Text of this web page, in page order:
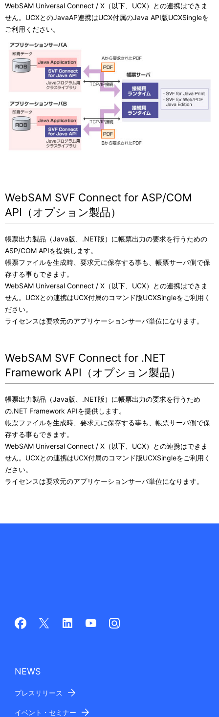
WebSAM Universal Connect / X（以下、UCX）との連携はできま
せん。UCXとのJavaAP連携はUCX付属のJava API版UCXSingleを
ご利用ください。
WebSAM SVF Connect for ASP/COM
API（オプション製品）
帳票出力製品（Java版、.NET版）に帳票出力の要求を行うための
ASP/COM APIを提供します。
帳票ファイルを生成時、要求元に保存する事も、帳票サーバ側で保
存する事もできます。
WebSAM Universal Connect / X（以下、UCX）との連携はできま
せん。UCXとの連携はUCX付属のコマンド版UCXSingleをご利用く
ださい。
ライセンスは要求元のアプリケーションサーバ単位になります。
WebSAM SVF Connect for .NET
Framework API（オプション製品）
帳票出力製品（Java版、.NET版）に帳票出力の要求を行うため
の.NET Framework APIを提供します。
帳票ファイルを生成時、要求元に保存する事も、帳票サーバ側で保
存する事もできます。
WebSAM Universal Connect / X（以下、UCX）との連携はできま
せん。UCXとの連携はUCX付属のコマンド版UCXSingleをご利用く
ださい。
ライセンスは要求元のアプリケーションサーバ単位になります。
NEWS
プレスリリース
イベント・セミナー